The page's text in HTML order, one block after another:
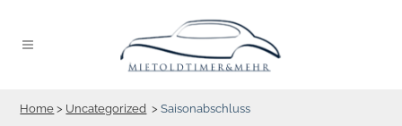
Home > Uncategorized >Saisonabschluss